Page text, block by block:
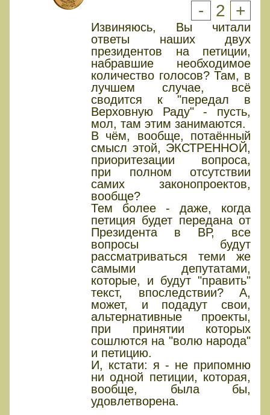
- 2 +
Извиняюсь, Вы читали
ответы наших двух
президентов на петиции,
набравшие необходимое
количество голосов? Там, в
лучшем случае, всё
сводится к "передал в
Верховную Раду" - пусть,
мол, там этим занимаются.
В чём, вообще, потаённый
смысл этой, ЭКСТРЕННОЙ,
приоритезации вопроса,
при полном отсутствии
самих законопроектов,
вообще?
Тем более - даже, когда
петиция будет передана от
Президента в ВР, все
вопросы будут
рассматриваться теми же
самыми депутатами,
которые, и будут "править"
текст, впоследствии? А,
может, и подадут свои,
альтернативные проекты,
при принятии которых
сошлются на "волю народа"
и петицию.
И, кстати: я - не припомню
ни одной петиции, которая,
вообще, была бы,
удовлетворена.